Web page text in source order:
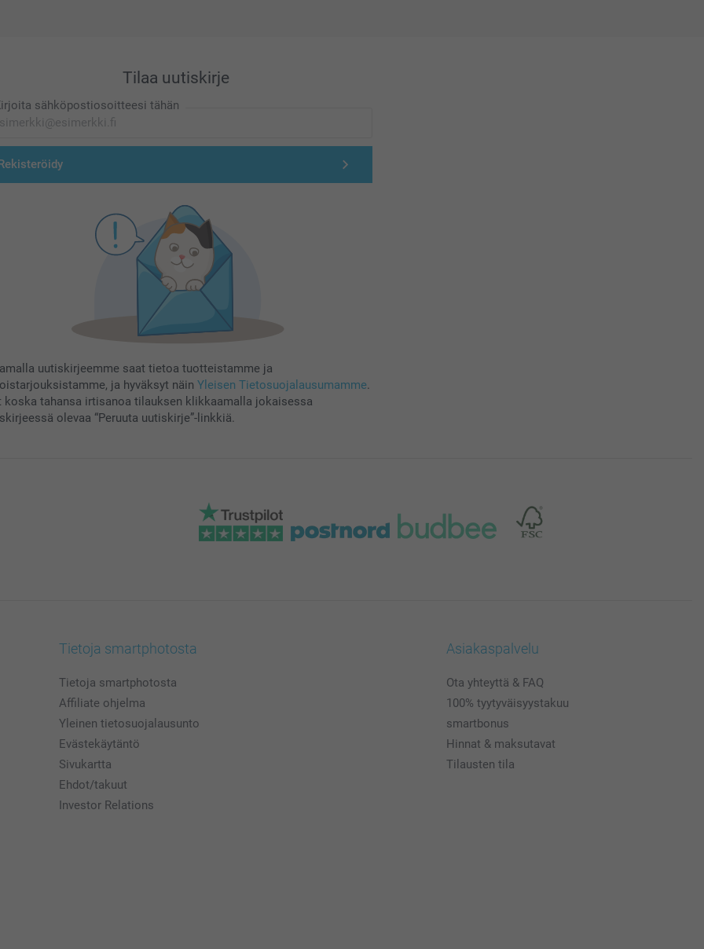
Tilaa uutiskirje
sähköpostiosoitteesi tähän
uutiskirjeemme saat tietoa tuotteistamme ja
ja hyväksyt näin Yleisen Tietosuojalausumamme.
koska tahansa irtisanoa tilauksen klikkaamalla jokaisessa
olevaa “Peruuta uutiskirje”-linkkiä.
Tietoja smartphotosta
Tietoja smartphotosta
Affiliate ohjelma
Yleinen tietosuojalausunto
Evästekäytäntö
Sivukartta
Ehdot/takuut
Investor Relations
Asiakaspalvelu
Ota yhteyttä & FAQ
100% tyytyväisyystakuu
smartbonus
Hinnat & maksutavat
Tilausten tila